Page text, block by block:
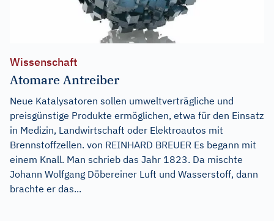
Wissenschaft
Atomare Antreiber
Neue Katalysatoren sollen umweltverträgliche und
preisgünstige Produkte ermöglichen, etwa für den Einsatz
in Medizin, Landwirtschaft oder Elektroautos mit
Brennstoffzellen. von REINHARD BREUER Es begann mit
einem Knall. Man schrieb das Jahr 1823. Da mischte
Johann Wolfgang Döbereiner Luft und Wasserstoff, dann
brachte er das...